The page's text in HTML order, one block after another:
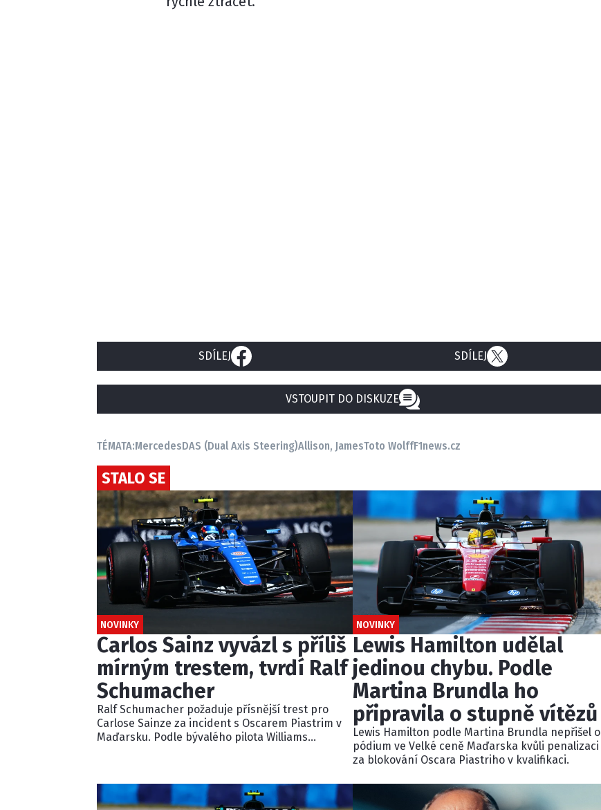
SDÍLEJ SDÍLEJ
VSTOUPIT DO DISKUZE
TÉMATA:MercedesDAS (Dual Axis Steering)Allison, JamesToto WolffF1news.cz
STALO SE
NOVINKY
Carlos Sainz vyvázl s příliš
mírným trestem, tvrdí Ralf
Schumacher
Ralf Schumacher požaduje přísnější trest pro
Carlose Sainze za incident s Oscarem Piastrim v
Maďarsku. Podle bývalého pilota Williams
nedostatečnou.
NOVINKY
Lewis Hamilton udělal
jedinou chybu. Podle
Martina Brundla ho
připravila o stupně vítězů
Lewis Hamilton podle Martina Brundla nepřišel o
pódium ve Velké ceně Maďarska kvůli penalizaci
za blokování Oscara Piastriho v kvalifikaci.